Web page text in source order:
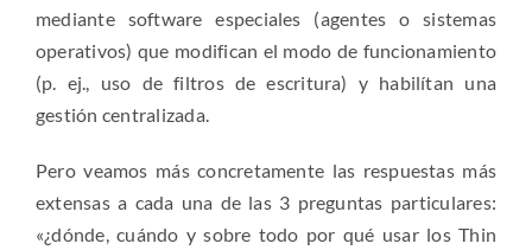
mediante software especiales (agentes o sistemas
operativos) que modifican el modo de funcionamiento
(p. ej., uso de filtros de escritura) y habilítan una
gestión centralizada.
Pero veamos más concretamente las respuestas más
extensas a cada una de las 3 preguntas particulares:
«¿dónde, cuándo y sobre todo por qué usar los Thin